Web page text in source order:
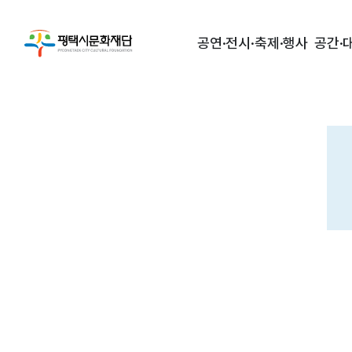
공연·전시·축제·행사 공간·